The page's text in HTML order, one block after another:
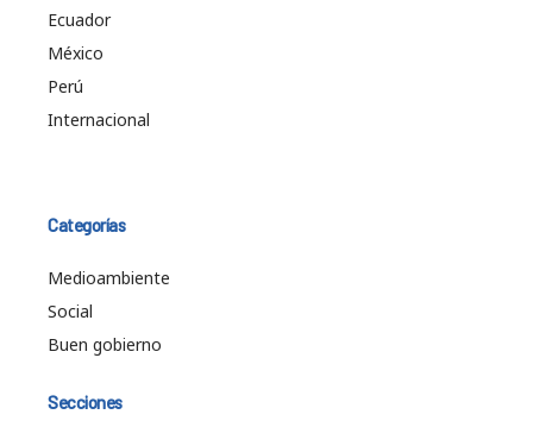
Ecuador
México
Perú
Internacional
Categorías
Medioambiente
Social
Buen gobierno
Secciones